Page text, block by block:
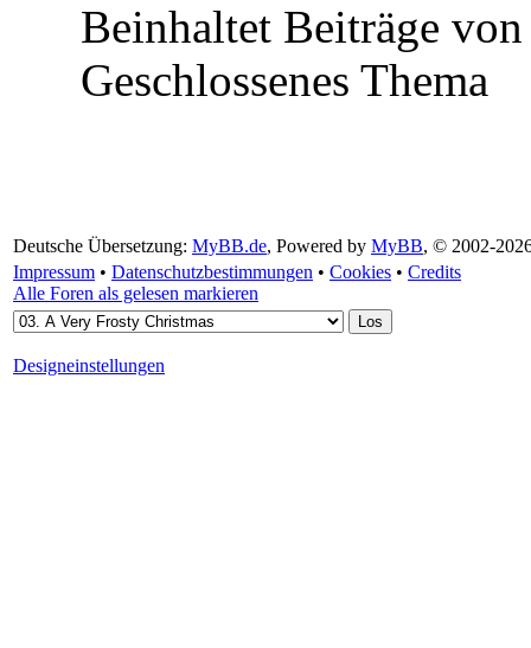
Beinhaltet Beiträge
Geschlossenes Thema
Deutsche Übersetzung: MyBB.de, Powered by MyBB, © 2002-
Impressum • Datenschutzbestimmungen • Cookies • Credits
Alle Foren als gelesen markieren
Designeinstellungen